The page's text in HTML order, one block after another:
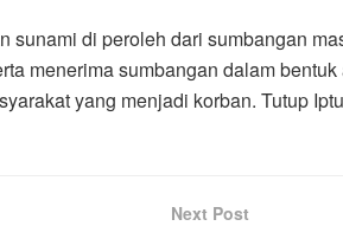
sunami di peroleh dari sumbangan
menerima sumbangan dalam
yang menjadi korban. Tutup
Next Post